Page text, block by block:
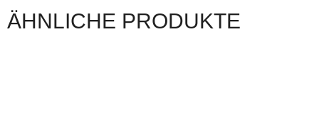
ÄHNLICHE PRODUKTE